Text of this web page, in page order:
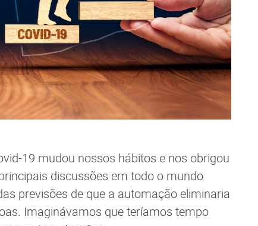
19 mudou nossos hábitos e nos obrigou
discussões em todo o mundo
previsões de que a automação eliminaria
Imaginávamos que teríamos tempo